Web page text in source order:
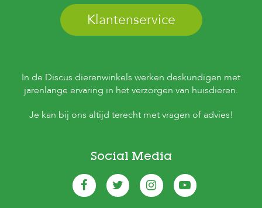
Klantenservice
In de Discus dierenwinkels werken deskundigen met
jarenlange ervaring in het verzorgen van huisdieren.
Je kan bij ons altijd terecht met vragen of advies!
Social Media